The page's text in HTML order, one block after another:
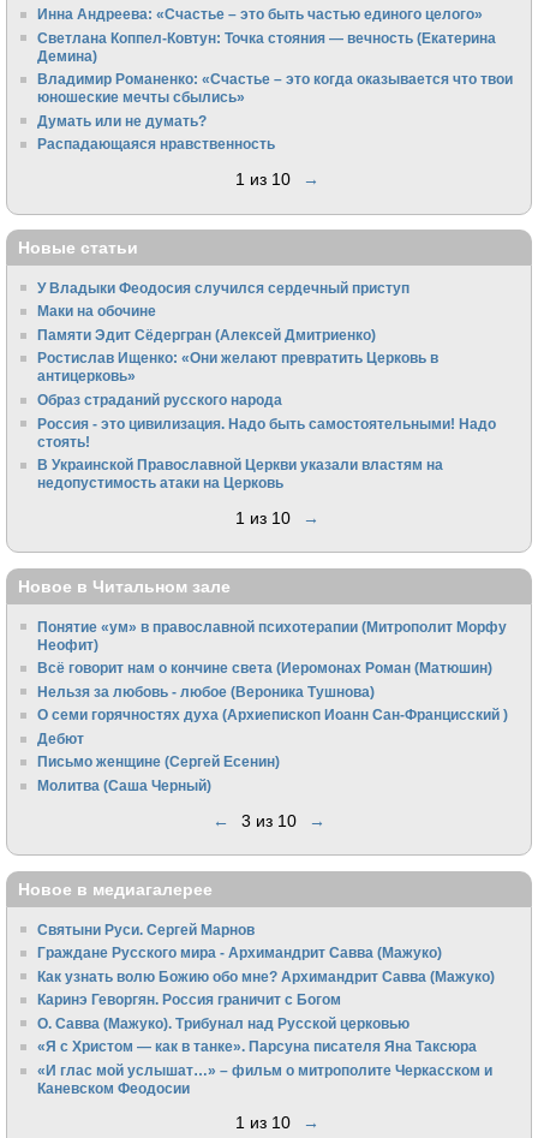
Инна Андреева: «Счастье – это быть частью единого целого»
Светлана Коппел-Ковтун: Точка стояния — вечность (Екатерина
Демина)
Владимир Романенко: «Счастье – это когда оказывается что твои
юношеские мечты сбылись»
Думать или не думать?
Распадающаяся нравственность
1 из 10 →
Новые статьи
У Владыки Феодосия случился сердечный приступ
Маки на обочине
Памяти Эдит Сёдергран (Алексей Дмитриенко)
Ростислав Ищенко: «Они желают превратить Церковь в
антицерковь»
Образ страданий русского народа
Россия - это цивилизация. Надо быть самостоятельными! Надо
стоять!
В Украинской Православной Церкви указали властям на
недопустимость атаки на Церковь
1 из 10 →
Новое в Читальном зале
Понятие «ум» в православной психотерапии (Митрополит Морфу
Неофит)
Всё говорит нам о кончине света (Иеромонах Роман (Матюшин)
Нельзя за любовь - любое (Вероника Тушнова)
О семи горячностях духа (Архиепископ Иоанн Сан-Францисский )
Дебют
Письмо женщине (Сергей Есенин)
Молитва (Саша Черный)
← 3 из 10 →
Новое в медиагалерее
Святыни Руси. Сергей Марнов
Граждане Русского мира - Архимандрит Савва (Мажуко)
Как узнать волю Божию обо мне? Архимандрит Савва (Мажуко)
Каринэ Геворгян. Россия граничит с Богом
О. Савва (Мажуко). Трибунал над Русской церковью
«Я с Христом — как в танке». Парсуна писателя Яна Таксюра
«И глас мой услышат…» – фильм о митрополите Черкасском и
Каневском Феодосии
1 из 10 →